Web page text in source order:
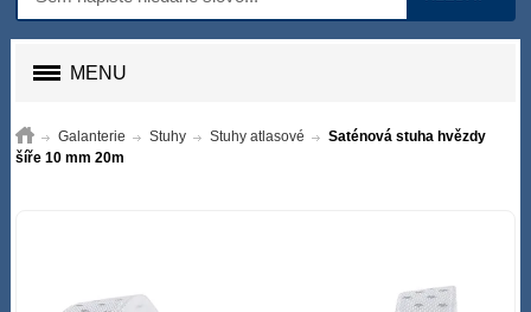
MENU
Galanterie Stuhy Stuhy atlasové
Saténová stuha hvězdy
šíře 10 mm 20m